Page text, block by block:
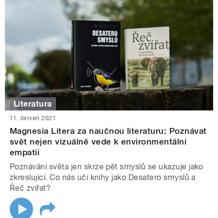
Literatura
11. červen 2021
Magnesia Litera za naučnou literaturu: Poznávat
svět nejen vizuálně vede k environmentální
empatii
Poznávání světa jen skrze pět smyslů se ukazuje jako
zkreslující. Co nás učí knihy jako Desatero smyslů a
Řeč zvířat?